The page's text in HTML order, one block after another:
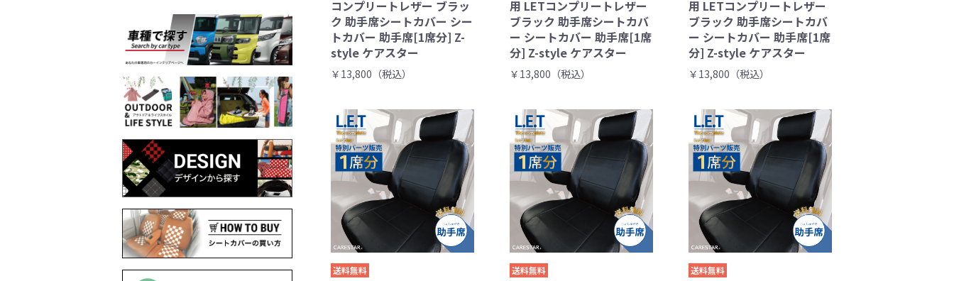
コンプリートレザー ブラッ
ク 助手席シートカバー シー
トカバー 助手席[1席分] Z-
style ケアスター
￥13,800（税込）
用 LETコンプリートレザー
ブラック 助手席シートカバ
ー シートカバー 助手席[1席
分] Z-style ケアスター
￥13,800（税込）
用 LETコンプリートレザー
ブラック 助手席シートカバ
ー シートカバー 助手席[1席
分] Z-style ケアスター
￥13,800（税込）
送料無料 送料無料 送料無料